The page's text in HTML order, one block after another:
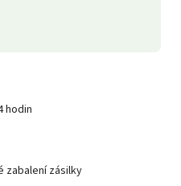
hodin
zabalení zásilky